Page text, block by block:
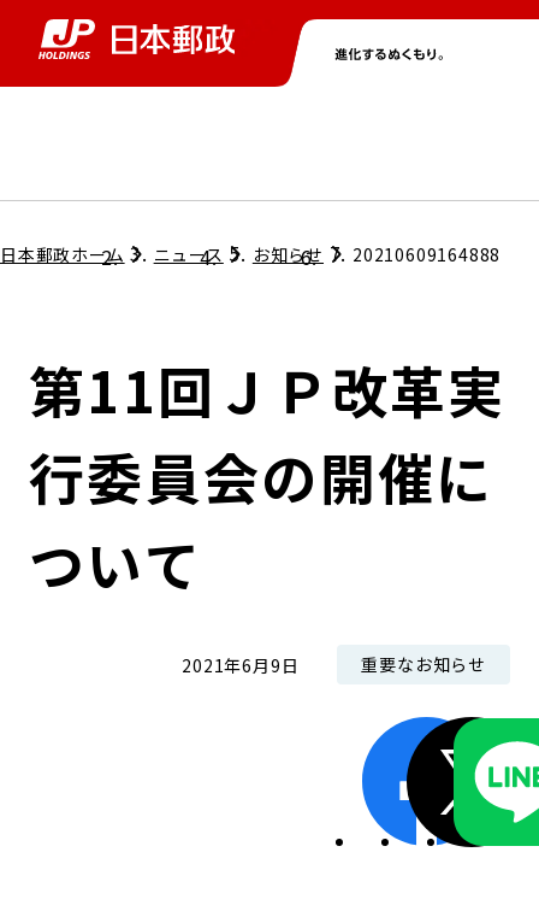
グループ情報トップ
コンプライアンス
ガバナンス
コンダクト向上の取組み
株主・投資家情報トップ
個人投資家のみなさまへ
株式情報
財務情報・IR資料
ニューストップ
サステナビリティトップ
担当役員メッセージ
サステナビリティマネジメント
持続可能な金融のフレームワーク
採用情報トップ
日本郵政ホーム ニュース お知らせ 20210609164888
第11回ＪＰ改革実
行委員会の開催に
ついて
2021年6月9日 重要なお知らせ